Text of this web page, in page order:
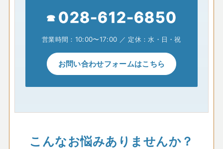
028-612-6850
営業時間：10:00〜17:00 ／ 定休：水・日・祝
お問い合わせフォームはこちら
こんなお悩みありませんか？